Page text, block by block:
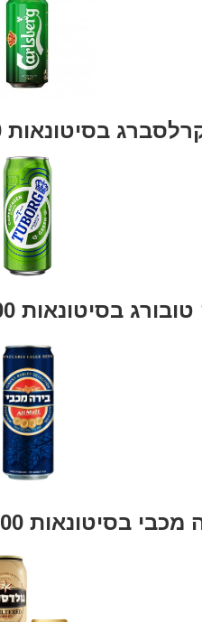
בסיטונאות 500 מ"ל פחיות 24 יח'
בסיטונאות 500 מ"ל פחיות 24 יח'
בסיטונאות 500 מ"ל פחיות 24 יח'